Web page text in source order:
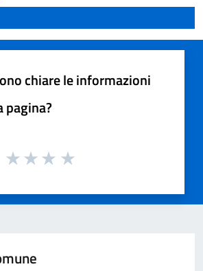
chiare le informazioni
pagina?